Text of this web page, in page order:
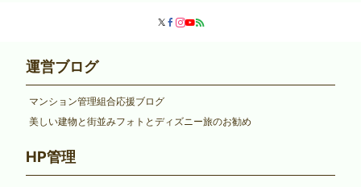
運営ブログ
マンション管理組合応援ブログ
美しい建物と街並みフォトとディズニー旅のお勧め
HP管理